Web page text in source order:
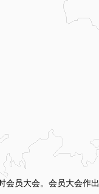
员大会。会员大会作出